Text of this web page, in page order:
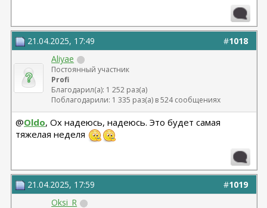
#1018
21.04.2025, 17:49
Aliyae
Постоянный участник
Profi
Благодарил(а): 1 252 раз(а)
Поблагодарили: 1 335 раз(а) в 524 сообщениях
@Oldo, Ох надеюсь, надеюсь. Это будет самая
тяжелая неделя
#1019
21.04.2025, 17:59
Oksi_R